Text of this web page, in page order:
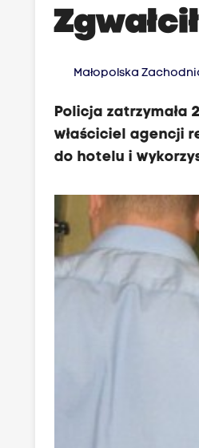
Małopolska
Policja zatrzymała
właściciel agencji
do hotelu i